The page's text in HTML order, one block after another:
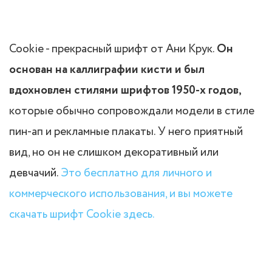
Cookie - прекрасный шрифт от Ани Крук.Он
основан на каллиграфии кисти и был
вдохновлен стилями шрифтов 1950-х годов,
которые обычно сопровождали модели в стиле
пин-ап и рекламные плакаты. У него приятный
вид, но он не слишком декоративный или
девчачий.Это бесплатно для личного и
коммерческого использования, и вы можете
скачать шрифт Cookie здесь.